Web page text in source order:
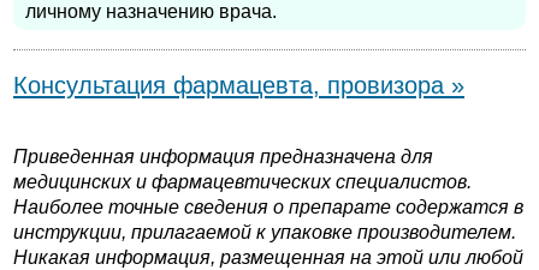
личному назначению врача.
Консультация фармацевта, провизора »
Приведенная информация предназначена для
медицинских и фармацевтических специалистов.
Наиболее точные сведения о препарате содержатся в
инструкции, прилагаемой к упаковке производителем.
Никакая информация, размещенная на этой или любой